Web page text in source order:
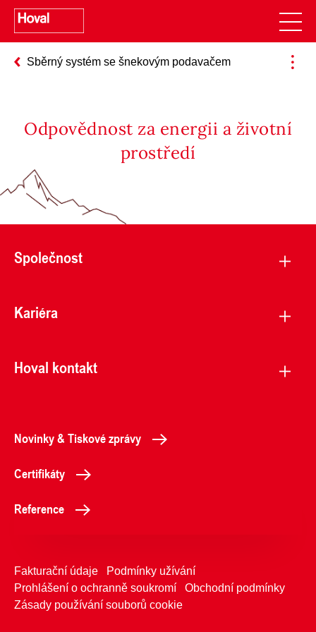
Sběrný systém se šnekovým podavačem
Odpovědnost za energii a životní
prostředí
Společnost
Kariéra
Hoval kontakt
Novinky & Tiskové zprávy
Certifikáty
Reference
Fakturační údaje
Podmínky užívání
Prohlášení o ochranně soukromí
Obchodní podmínky
Zásady používání souborů cookie